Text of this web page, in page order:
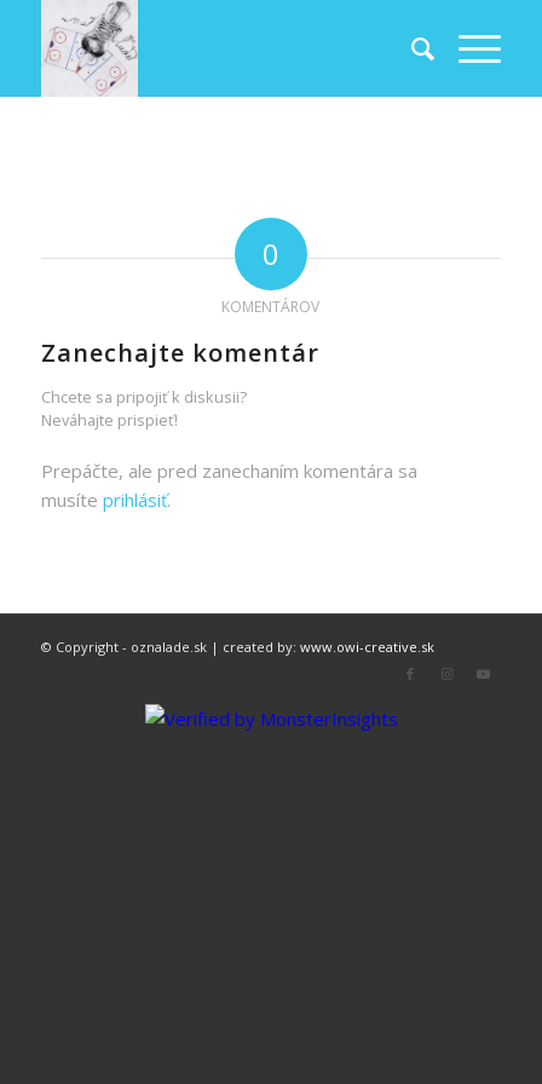
0
KOMENTÁROV
Zanechajte komentár
Chcete sa pripojiť k diskusii?
Neváhajte prispieť!
Prepáčte, ale pred zanechaním komentára sa
musíte prihlásiť.
© Copyright - oznalade.sk | created by: www.owi-creative.sk